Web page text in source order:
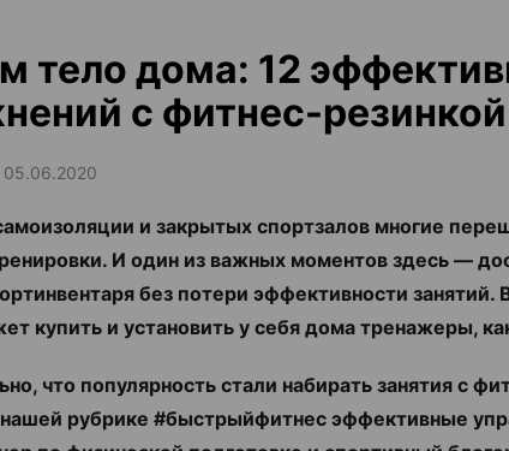
тело дома: 12
с фитнес-резинкой
05.06.2020
и закрытых спортзалов многие
И один из важных моментов здесь —
без потери эффективности занятий.
купить и установить у себя дома тренажеры,
что популярность стали набирать занятия с
рубрике #быстрыйфитнес эффективные